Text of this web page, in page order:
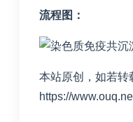
流程图：
本站原创，如若转
https://